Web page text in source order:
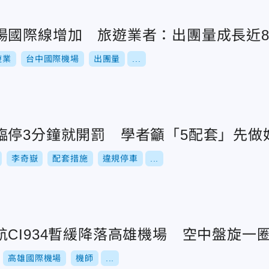
國際線增加 旅遊業者：出團量成長近
業 台中國際機場 出團量
停3分鐘就開罰 學者籲「5配套」先做
李奇嶽 配套措施 違規停車
CI934暫緩降落高雄機場 空中盤旋一
高雄國際機場 機師